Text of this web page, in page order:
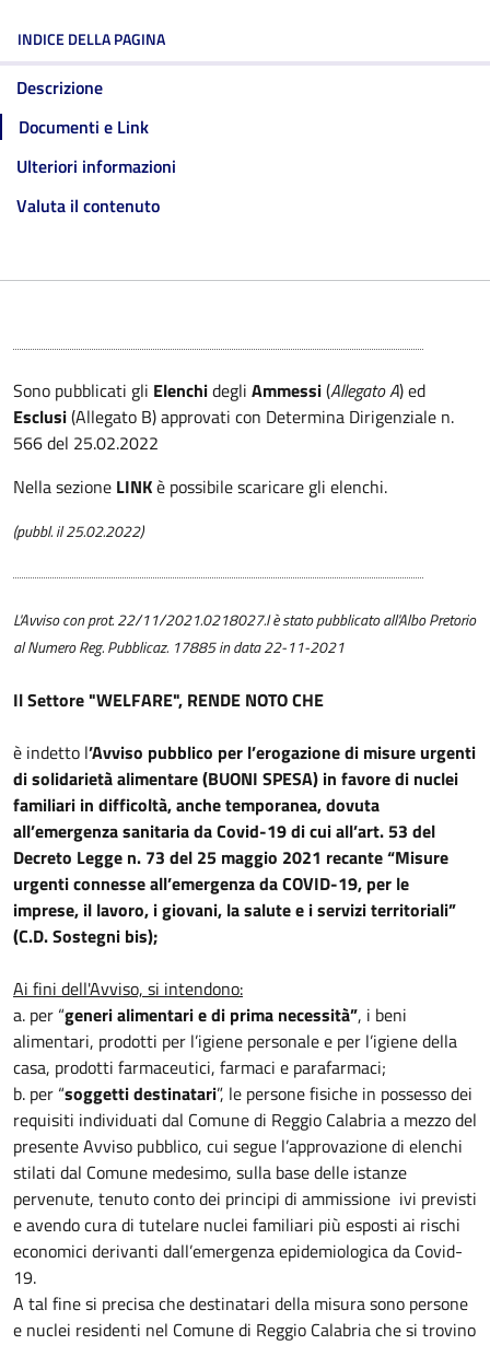
INDICE DELLA PAGINA
Descrizione
Documenti e Link
Ulteriori informazioni
Valuta il contenuto
Sono pubblicati gli Elenchidegli Ammessi(Allegato A) ed
Esclusi(Allegato B) approvati con Determina Dirigenziale n.
566 del 25.02.2022
Nella sezione LINKè possibile scaricare gli elenchi.
(pubbl. il 25.02.2022)
L'Avviso con prot. 22/11/2021.0218027.I è stato pubblicato all'Albo Pretorio
al Numero Reg. Pubblicaz. 17885 in data 22-11-2021
Il Settore "WELFARE", RENDE NOTO CHE
è indetto l’Avviso pubblico per l’erogazione di misure urgenti
di solidarietà alimentare (BUONI SPESA) in favore di nuclei
familiari in difficoltà, anche temporanea, dovuta
all’emergenza sanitaria da Covid-19 di cui all’art. 53 del
Decreto Legge n. 73 del 25 maggio 2021 recante “Misure
urgenti connesse all’emergenza da COVID-19, per le
imprese, il lavoro, i giovani, la salute e i servizi territoriali”
(C.D. Sostegni bis);
Ai fini dell'Avviso, si intendono:
a. per “generi alimentari e di prima necessità”, i beni
alimentari, prodotti per l’igiene personale e per l’igiene della
casa, prodotti farmaceutici, farmaci e parafarmaci;
b. per “soggetti destinatari”, le persone fisiche in possesso dei
requisiti individuati dal Comune di Reggio Calabria a mezzo del
presente Avviso pubblico, cui segue l’approvazione di elenchi
stilati dal Comune medesimo, sulla base delle istanze
pervenute, tenuto conto dei principi di ammissione ivi previsti
e avendo cura di tutelare nuclei familiari più esposti ai rischi
economici derivanti dall’emergenza epidemiologica da Covid-
19.
A tal fine si precisa che destinatari della misura sono persone
e nuclei residenti nel Comune di Reggio Calabria che si trovino